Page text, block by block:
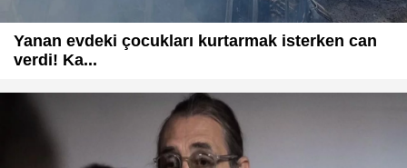
Yanan evdeki çocukları kurtarmak isterken can
verdi! Ka...